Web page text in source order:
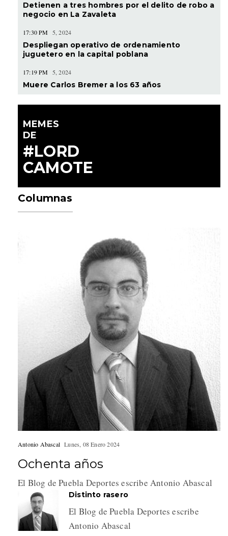
Detienen a tres hombres por el delito de robo a
negocio en La Zavaleta
17:30 PM 5, 2024
Despliegan operativo de ordenamiento
juguetero en la capital poblana
17:19 PM 5, 2024
Muere Carlos Bremer a los 63 años
MEMES
DE
#LORD
CAMOTE
Columnas
Antonio Abascal Lunes, 08 Enero 2024
Ochenta años
El Blog de Puebla Deportes escribe Antonio Abascal
Distinto rasero
El Blog de Puebla Deportes escribe
Antonio Abascal